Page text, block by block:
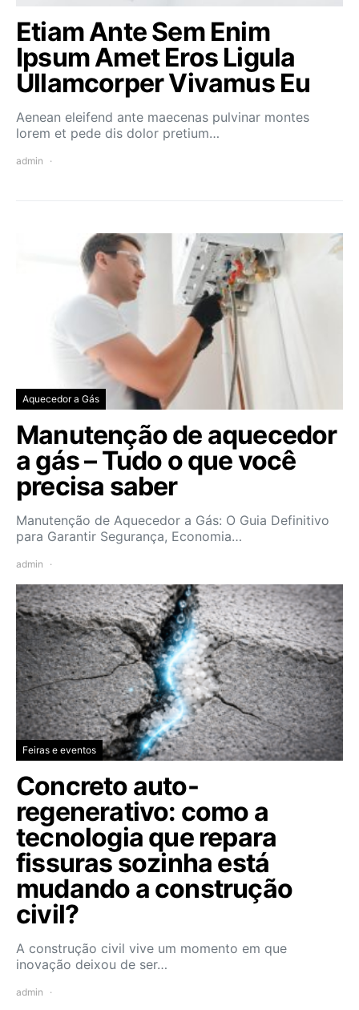
Etiam Ante Sem Enim
Ipsum Amet Eros Ligula
Ullamcorper Vivamus Eu
Aenean eleifend ante maecenas pulvinar montes
lorem et pede dis dolor pretium…
admin
Aquecedor a Gás
Manutenção de aquecedor
a gás – Tudo o que você
precisa saber
Manutenção de Aquecedor a Gás: O Guia Definitivo
para Garantir Segurança, Economia…
admin
Feiras e eventos
Concreto auto-
regenerativo: como a
tecnologia que repara
fissuras sozinha está
mudando a construção
civil?
A construção civil vive um momento em que
inovação deixou de ser…
admin